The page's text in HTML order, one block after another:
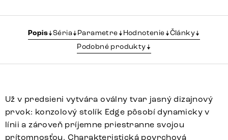
Popis Séria Parametre Hodnotenie
Články
Podobné produkty
Už v predsieni vytvára oválny tvar jasný dizajnový
prvok: konzolový stolík Edge pôsobí dynamicky v
línii a zároveň príjemne priestranne svojou
prítomnosťou. Charakteristická povrchová